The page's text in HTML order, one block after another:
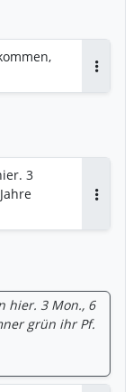
3
hier. 3 Mon., 6
grün ihr Pf.